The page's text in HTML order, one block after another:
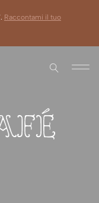
Raccontami il tuo